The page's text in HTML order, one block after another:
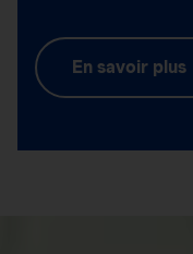
En savoir plus